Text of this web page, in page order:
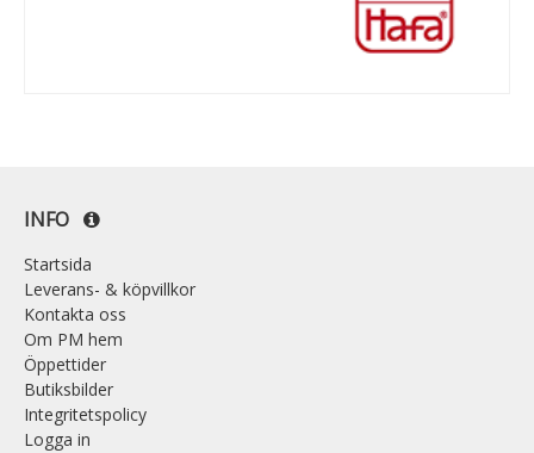
INFO
Startsida
Leverans- & köpvillkor
Kontakta oss
Om PM hem
Öppettider
Butiksbilder
Integritetspolicy
Logga in